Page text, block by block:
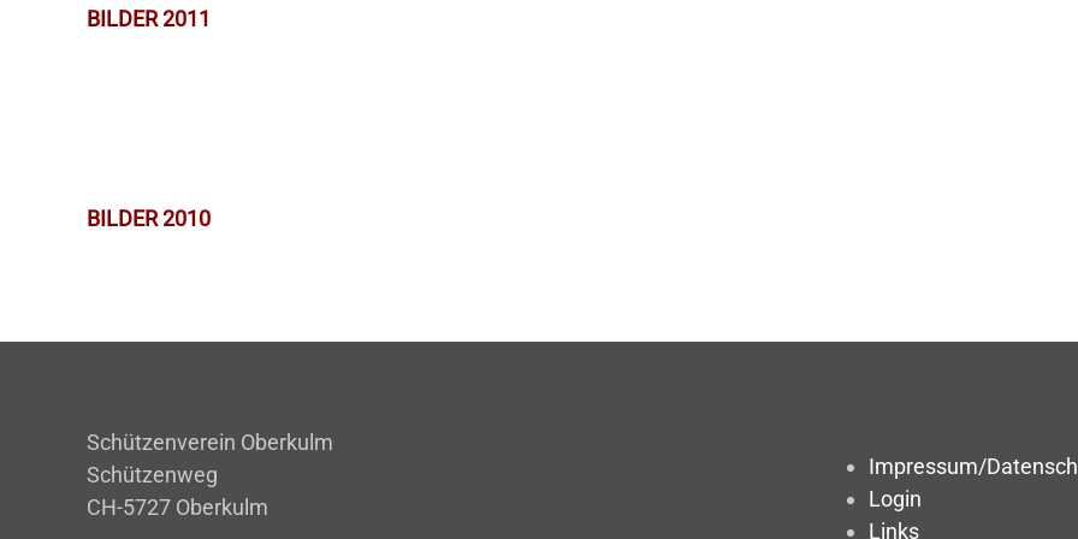
BILDER 2011
BILDER 2010
Schützenverein Oberkulm
Schützenweg
CH-5727 Oberkulm
Impressum/
Login
Links